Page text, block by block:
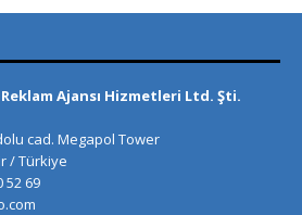
Ajansı Hizmetleri Ltd. Şti.
cad. Megapol Tower
/ Türkiye
52 69